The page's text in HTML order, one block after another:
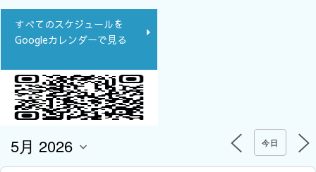
すべてのスケジュールを
Googleカレンダーで見る
今日